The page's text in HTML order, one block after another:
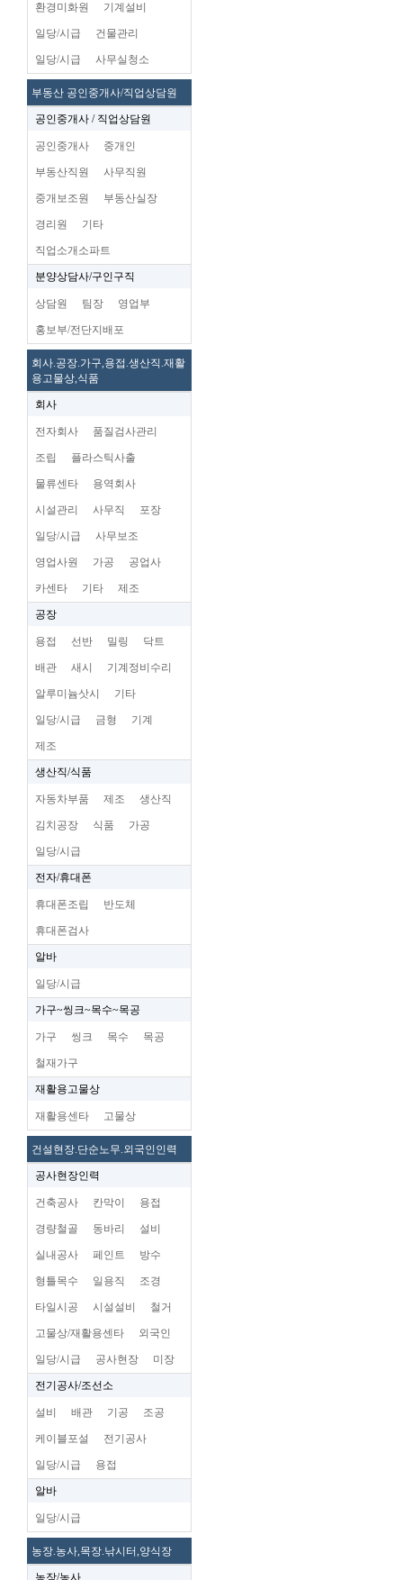
환경미화원 기계설비
일당/시급 건물관리
일당/시급 사무실청소
부동산 공인중개사/직업상담원
공인중개사 / 직업상담원
공인중개사 중개인
부동산직원 사무직원
중개보조원 부동산실장
경리원 기타
직업소개소파트
분양상담사/구인구직
상담원 팀장 영업부
홍보부/전단지배포
회사.공장.가구,용접.생산직.재활
용고물상,식품
회사
전자회사 품질검사관리
조립 플라스틱사출
물류센타 용역회사
시설관리 사무직 포장
일당/시급 사무보조
영업사원 가공 공업사
카센타 기타 제조
공장
용접 선반 밀링 닥트
배관 새시 기계정비수리
알루미늄삿시 기타
일당/시급 금형 기계
제조
생산직/식품
자동차부품 제조 생산직
김치공장 식품 가공
일당/시급
전자/휴대폰
휴대폰조립 반도체
휴대폰검사
알바
일당/시급
가구~씽크~목수~목공
가구 씽크 목수 목공
철재가구
재활용고물상
재활용센타 고물상
건설현장.단순노무.외국인인력
공사현장인력
건축공사 칸막이 용접
경량철골 동바리 설비
실내공사 페인트 방수
형틀목수 일용직 조경
타일시공 시설설비 철거
고물상/재활용센타 외국인
일당/시급 공사현장 미장
전기공사/조선소
설비 배관 기공 조공
케이블포설 전기공사
일당/시급 용접
알바
일당/시급
농장.농사,목장.낚시터,양식장
농장/농사